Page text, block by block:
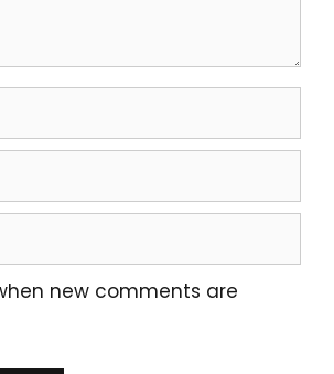
new comments are